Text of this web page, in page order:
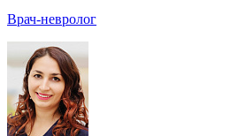
Врач-невролог